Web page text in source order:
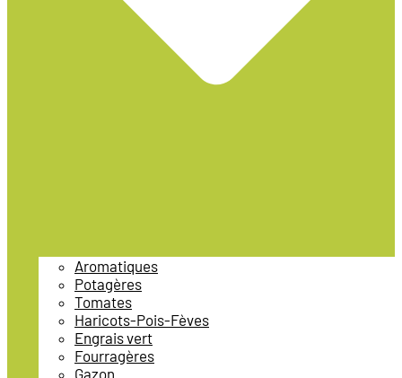
Aromatiques
Potagères
Tomates
Haricots-Pois-Fèves
Engrais vert
Fourragères
Gazon